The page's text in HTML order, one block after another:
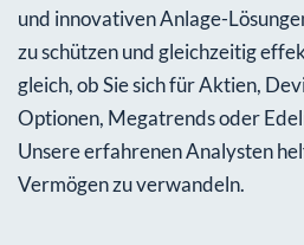
und innovativen Anlage-
zu schützen und gleichzeitig
gleich, ob Sie sich für Aktien,
Optionen, Megatrends oder
Unsere erfahrenen Analysten
Vermögen zu verwandeln.